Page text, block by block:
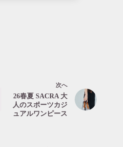
次へ
26春夏 SACRA 大
人のスポーツカジ
ュアルワンピース